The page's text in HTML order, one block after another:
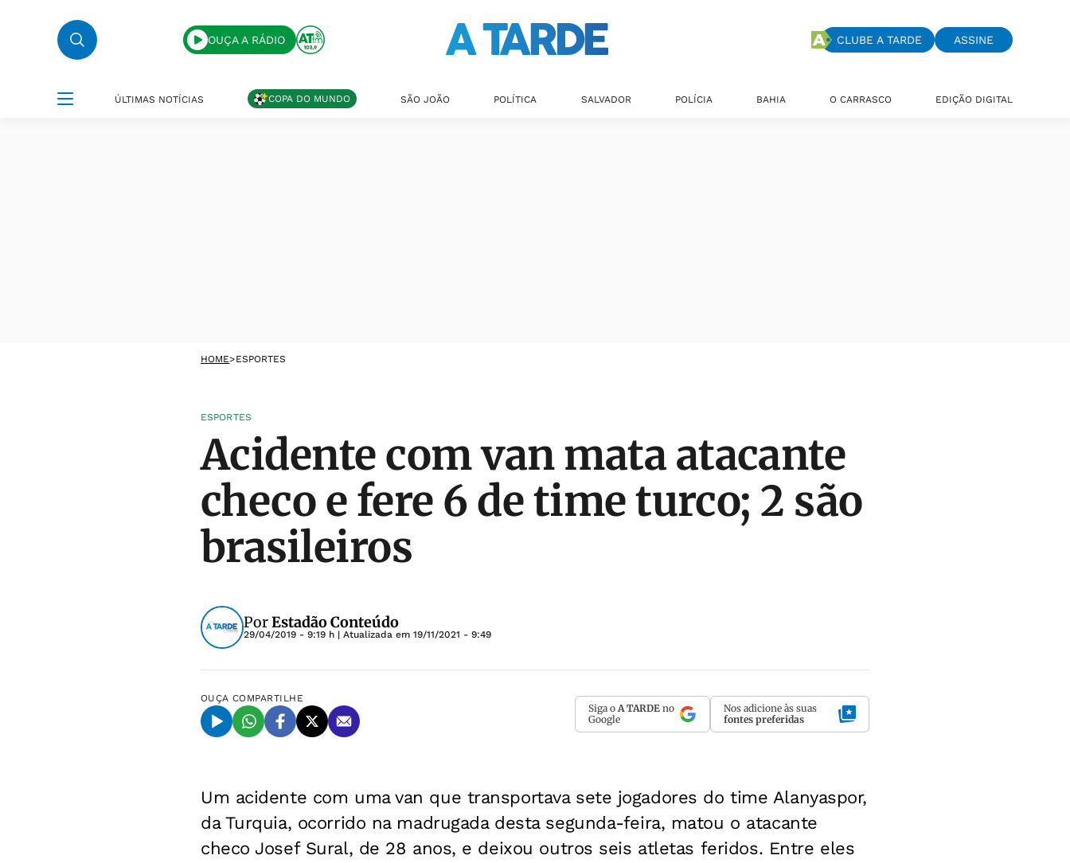
OUÇA A RÁDIO CLUBE A TARDE ASSINE
ÚLTIMAS NOTÍCIAS COPA DO MUNDO SÃO JOÃO POLÍTICA SALVADOR POLÍCIA BAHIA O CARRASCO EDIÇÃO DIGITAL
HOME>ESPORTES
ESPORTES
Acidente com van mata atacante
checo e fere 6 de time turco; 2 são
brasileiros
PorEstadão Conteúdo
29/04/2019 - 9:19 h | Atualizada em 19/11/2021 - 9:49
OUÇA COMPARTILHE
Siga o A TARDE no
Google
Nos adicione às suas
fontes preferidas
Um acidente com uma van que transportava sete jogadores do time Alanyaspor,
da Turquia, ocorrido na madrugada desta segunda-feira, matou o atacante
checo Josef Sural, de 28 anos, e deixou outros seis atletas feridos. Entre eles